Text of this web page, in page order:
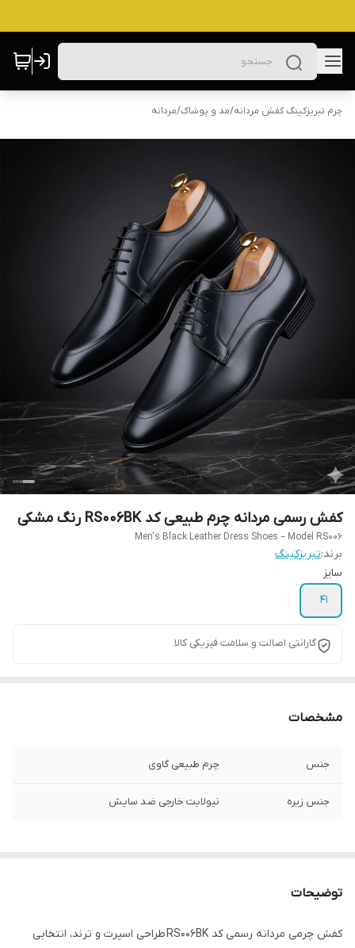
چرم تبریزکینگ کفش مردانه/مد و پوشاک/مردانه
کفش رسمی مردانه چرم طبیعی کد RS006BK رنگ مشکی
Men's Black Leather Dress Shoes – Model RS006
برند:تبریزکینگ
سایز
41
گارانتی اصالت و سلامت فیزیکی کالا
مشخصات
جنس چرم طبیعی گاوی
جنس زیره نیولایت خارجی ضد سایش
توضیحات
کفش چرمی مردانه رسمی کد RS006BK طراحی اسپرت و ترند، انتخابی